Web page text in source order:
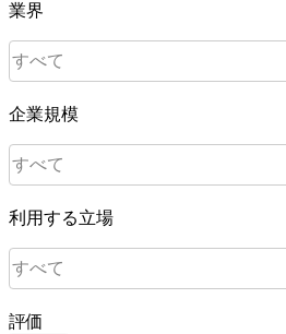
業界
すべて
企業規模
すべて
利用する立場
すべて
評価